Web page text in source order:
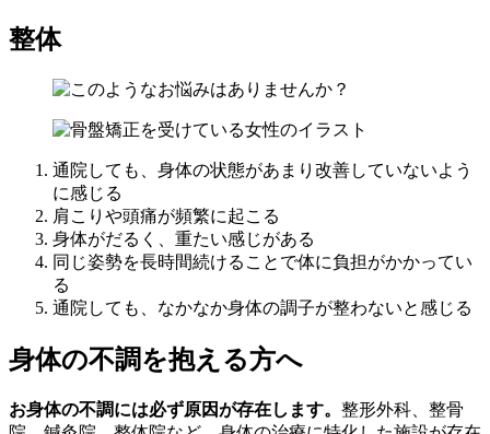
整体
通院しても、身体の状態があまり改善していないよう
に感じる
肩こりや頭痛が頻繁に起こる
身体がだるく、重たい感じがある
同じ姿勢を長時間続けることで体に負担がかかってい
る
通院しても、なかなか身体の調子が整わないと感じる
身体の不調を抱える方へ
お身体の不調には必ず原因が存在します。 整形外科、整骨